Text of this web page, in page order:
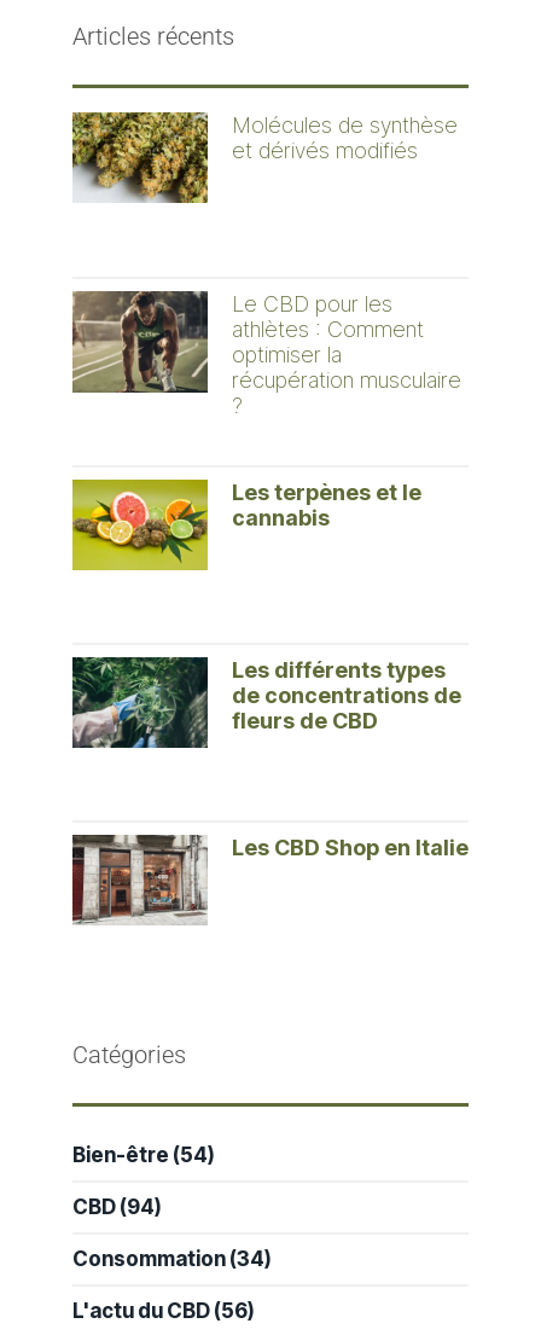
Articles récents
Molécules de synthèse
et dérivés modifiés
Le CBD pour les
athlètes : Comment
optimiser la
récupération musculaire
?
Les terpènes et le
cannabis
Les différents types
de concentrations de
fleurs de CBD
Les CBD Shop en Italie
Catégories
Bien-être (54)
CBD (94)
Consommation (34)
L'actu du CBD (56)